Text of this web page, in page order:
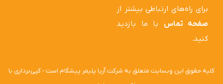
برای راه‌های ارتباطی بیشتر از
صفحه تماس با ما بازدید
کنید.
کلیه حقوق این وبسایت متعلق به شرکت آریا پلیمر پیشگام است - کپی‌برداری با